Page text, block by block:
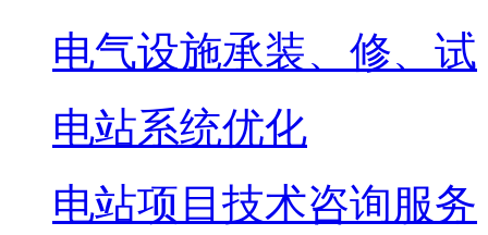
电气设施承装、修、试
电站系统优化
电站项目技术咨询服务